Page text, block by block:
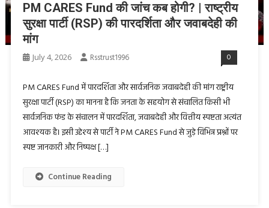
PM CARES Fund की जांच कब होगी? | राष्ट्रीय
सुरक्षा पार्टी (RSP) की पारदर्शिता और जवाबदेही की
मांग
July 4, 2026 Rsstrust1996 0
PM CARES Fund में पारदर्शिता और सार्वजनिक जवाबदेही की मांग राष्ट्रीय
सुरक्षा पार्टी (RSP) का मानना है कि जनता के सहयोग से संचालित किसी भी
सार्वजनिक फंड के संचालन में पारदर्शिता, जवाबदेही और वित्तीय स्पष्टता अत्यंत
आवश्यक है। इसी उद्देश्य से पार्टी ने PM CARES Fund से जुड़े विभिन्न प्रश्नों पर
स्पष्ट जानकारी और निष्पक्ष […]
Continue Reading